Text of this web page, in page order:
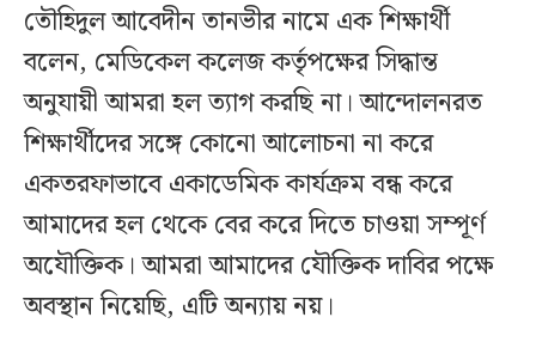
তৌহিদুল আবেদীন তানভীর নামে এক শিক্ষার্থী
বলেন, মেডিকেল কলেজ কর্তৃপক্ষের সিদ্ধান্ত
অনুযায়ী আমরা হল ত্যাগ করছি না। আন্দোলনরত
শিক্ষার্থীদের সঙ্গে কোনো আলোচনা না করে
একতরফাভাবে একাডেমিক কার্যক্রম বন্ধ করে
আমাদের হল থেকে বের করে দিতে চাওয়া সম্পূর্ণ
অযৌক্তিক। আমরা আমাদের যৌক্তিক দাবির পক্ষে
অবস্থান নিয়েছি, এটি অন্যায় নয়।